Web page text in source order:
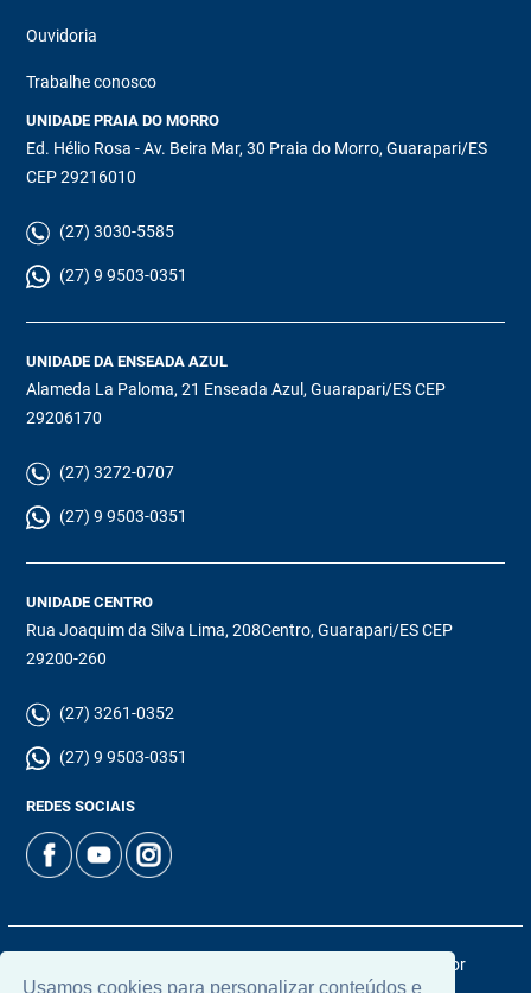
Usamos cookies para personalizar conteúdos e
Ouvidoria
Trabalhe conosco
UNIDADE PRAIA DO MORRO
Ed. Hélio Rosa - Av. Beira Mar, 30 Praia do Morro, Guarapari/ES
CEP 29216010
(27) 3030-5585
(27) 9 9503-0351
UNIDADE DA ENSEADA AZUL
Alameda La Paloma, 21 Enseada Azul, Guarapari/ES CEP
29206170
(27) 3272-0707
(27) 9 9503-0351
UNIDADE CENTRO
Rua Joaquim da Silva Lima, 208Centro, Guarapari/ES CEP
29200-260
(27) 3261-0352
(27) 9 9503-0351
REDES SOCIAIS
© 2026 | Chamoun Imóveis | CRECI: 5965J | Desenvolvido por